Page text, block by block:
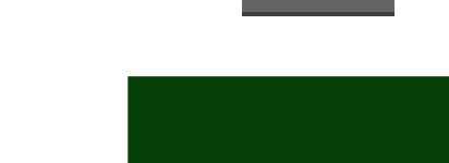
GIGANTES microverdes